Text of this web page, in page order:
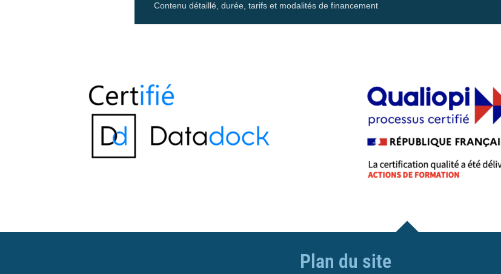
Contenu détaillé, durée, tarifs et modalités de financement
Plan du site